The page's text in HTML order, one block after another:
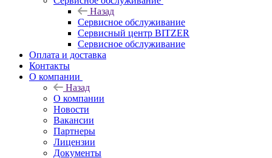
Назад
Сервисное обслуживание
Сервисный центр BITZER
Сервисное обслуживание
Оплата и доставка
Контакты
О компании
Назад
О компании
Новости
Вакансии
Партнеры
Лицензии
Документы